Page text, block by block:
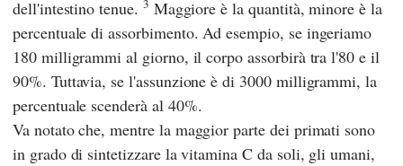
dell'intestino tenue. 3 Maggiore è la quantità, minore è la
percentuale di assorbimento. Ad esempio, se ingeriamo
180 milligrammi al giorno, il corpo assorbirà tra l'80 e il
90%. Tuttavia, se l'assunzione è di 3000 milligrammi, la
percentuale scenderà al 40%.
Va notato che, mentre la maggior parte dei primati sono
in grado di sintetizzare la vitamina C da soli, gli umani,